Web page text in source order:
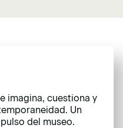
imagina, cuestiona y
Un
del museo.